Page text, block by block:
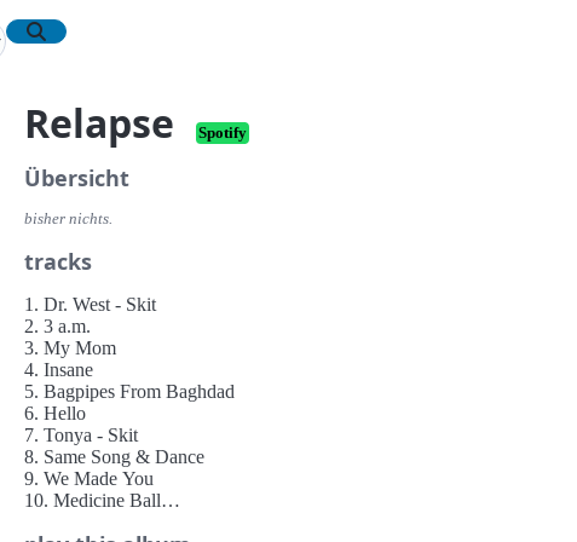
Relapse
Spotify
Übersicht
bisher nichts.
tracks
1. Dr. West - Skit
2. 3 a.m.
3. My Mom
4. Insane
5. Bagpipes From Baghdad
6. Hello
7. Tonya - Skit
8. Same Song & Dance
9. We Made You
10. Medicine Ball